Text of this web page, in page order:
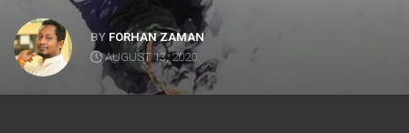
BY FORHAN ZAMAN
AUGUST 13, 2020